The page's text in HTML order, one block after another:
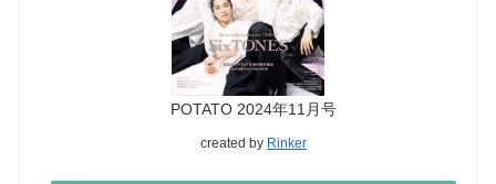
POTATO 2024年11月号
created by Rinker